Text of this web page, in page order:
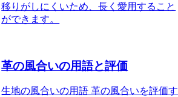
移りがしにくいため、長く愛用すること
ができます。
革の風合いの用語と評価
生地の風合いの用語 革の風合いを評価す